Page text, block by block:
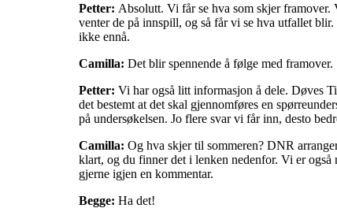
Petter: Absolutt. Vi får se hva som skjer
venter de på innspill, og så får vi se hva utfallet
ikke ennå.
Camilla: Det blir spennende å følge med framover.
Petter: Vi har også litt informasjon å dele. Døves
det bestemt at det skal gjennomføres en
på undersøkelsen. Jo flere svar vi får inn, desto
Camilla: Og hva skjer til sommeren? DNR
klart, og du finner det i lenken nedenfor. Vi er også
gjerne igjen en kommentar.
Begge: Ha det!